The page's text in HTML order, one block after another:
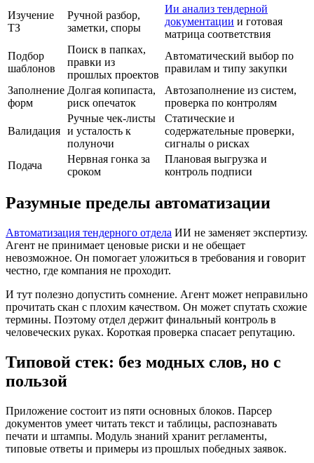
Изучение
ТЗ
Ручной разбор,
заметки, споры
Ии анализ тендерной
документации и готовая
матрица соответствия
Подбор
шаблонов
Поиск в папках,
правки из
прошлых проектов
Автоматический выбор по
правилам и типу закупки
Заполнение
форм
Долгая копипаста,
риск опечаток
Автозаполнение из систем,
проверка по контролям
Валидация
Ручные чек-листы
и усталость к
полуночи
Статические и
содержательные проверки,
сигналы о рисках
Подача
Нервная гонка за
сроком
Плановая выгрузка и
контроль подписи
Разумные пределы автоматизации
Автоматизация тендерного отдела ИИ не заменяет экспертизу.
Агент не принимает ценовые риски и не обещает
невозможное. Он помогает уложиться в требования и говорит
честно, где компания не проходит.
И тут полезно допустить сомнение. Агент может неправильно
прочитать скан с плохим качеством. Он может спутать схожие
термины. Поэтому отдел держит финальный контроль в
человеческих руках. Короткая проверка спасает репутацию.
Типовой стек: без модных слов, но с
пользой
Приложение состоит из пяти основных блоков. Парсер
документов умеет читать текст и таблицы, распознавать
печати и штампы. Модуль знаний хранит регламенты,
типовые ответы и примеры из прошлых победных заявок.